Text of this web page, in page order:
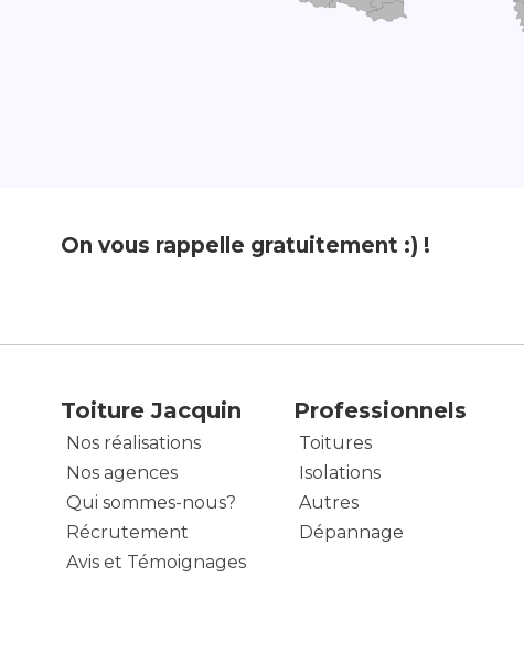
On vous rappelle gratuitement :) !
Toiture Jacquin
Nos réalisations
Nos agences
Qui sommes-nous?
Récrutement
Avis et Témoignages
Professionnels
Toitures
Isolations
Autres
Dépannage